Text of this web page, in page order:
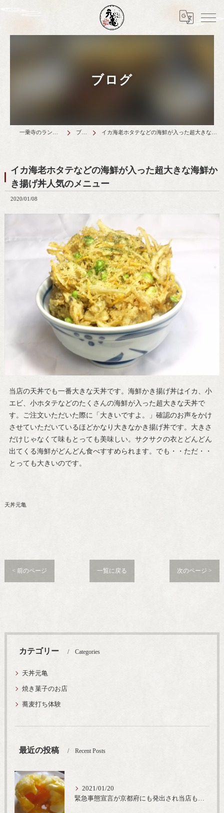
ブログ
ブログ イカ海老ホタテなどの海鮮が入った超大きな海鮮かき揚げ丼人気のメニュー
イカ海老ホタテなどの海鮮が入った超大きな海鮮か
き揚げ丼人気のメニュー
2020/01/08
当店の天丼でも一番大きな天丼です。海鮮かき揚げ丼はイカ、小
エビ、小ホタテなどのたくさんの海鮮が入った超大きな天丼で
す。ご注文いただいた際に「大きいですよ。」確認のお声をかけ
させていただいているほどかなり大きなかき揚げ丼です。大きさ
だけじゃなくて味もとっても美味しい。サクサクの衣とどんどん
出てくる海鮮がどんどん食べすすめられます。でも・・ただ・・
とっても大きいのです。
天丼元亀
< 前のページ 一覧に戻る 次のページ >
カテゴリー Categories
天丼元亀
焼き菓子のお店
蕎麦打ち体験
最近の投稿 Recent Posts
2021/01/20